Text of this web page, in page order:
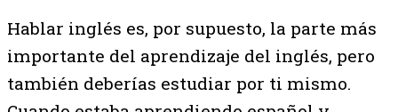
Hablar inglés es, por supuesto, la parte más
importante del aprendizaje del inglés, pero
también deberías estudiar por ti mismo.